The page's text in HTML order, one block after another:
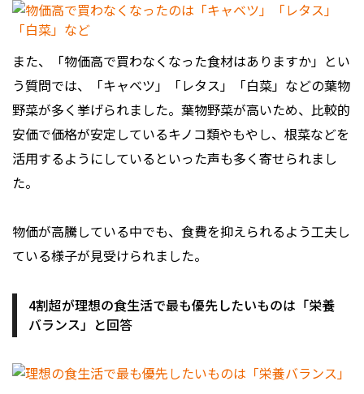
また、「物価高で買わなくなった食材はありますか」とい
う質問では、「キャベツ」「レタス」「白菜」などの葉物
野菜が多く挙げられました。葉物野菜が高いため、比較的
安価で価格が安定しているキノコ類やもやし、根菜などを
活用するようにしているといった声も多く寄せられまし
た。
物価が高騰している中でも、食費を抑えられるよう工夫し
ている様子が見受けられました。
4割超が理想の食生活で最も優先したいものは「栄養
バランス」と回答